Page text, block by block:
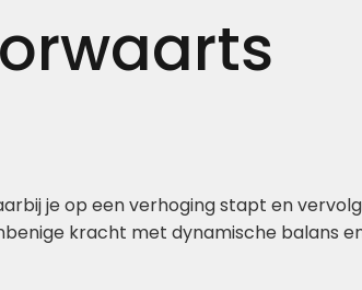
je op een verhoging stapt en
kracht met dynamische balans